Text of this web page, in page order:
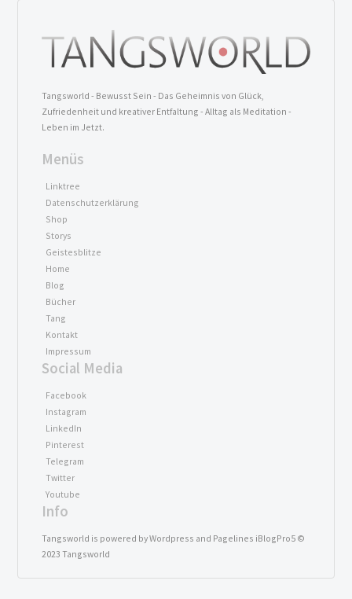
Tangsworld - Bewusst Sein - Das Geheimnis von Glück,
Zufriedenheit und kreativer Entfaltung - Alltag als Meditation -
Leben im Jetzt.
Menüs
Linktree
Datenschutzerklärung
Shop
Storys
Geistesblitze
Home
Blog
Bücher
Tang
Kontakt
Impressum
Social Media
Facebook
Instagram
LinkedIn
Pinterest
Telegram
Twitter
Youtube
Info
Tangsworld is powered by Wordpress and Pagelines iBlogPro5 ©
2023 Tangsworld